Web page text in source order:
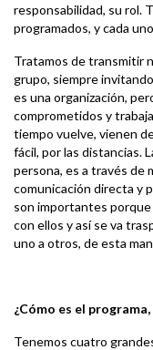
responsabilidad, su rol.
programados, y cada
Tratamos de transmitir
grupo, siempre
es una organización,
comprometidos y
tiempo vuelve, vienen
fácil, por las distancias.
persona, es a través de
comunicación directa y
son importantes
con ellos y así se va
uno a otros, de esta
¿Cómo es el
Tenemos cuatro